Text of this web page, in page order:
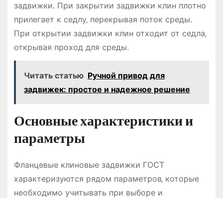
задвижки․ При закрытии задвижки клин плотно
прилегает к седлу‚ перекрывая поток среды․
При открытии задвижки клин отходит от седла‚
открывая проход для среды․
Читать статью Ручной привод для
задвижек: простое и надежное решение
Основные характеристики и
параметры
Фланцевые клиновые задвижки ГОСТ
характеризуются рядом параметров‚ которые
необходимо учитывать при выборе и